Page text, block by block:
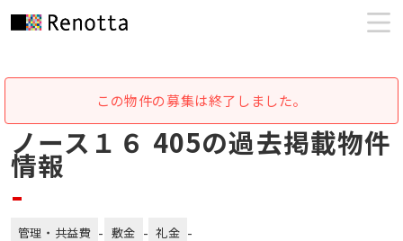
この物件の募集は終了しました。
ノース１６ 405の過去掲載物件
情報
-
管理・共益費 - 敷金 - 礼金 -